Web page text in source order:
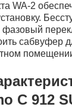
WA-2
сабвуфер
С 912